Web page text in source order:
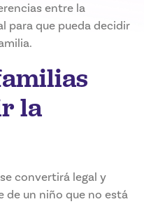
entre la
para que pueda decidir
la
convertirá legal y
de un niño que no está